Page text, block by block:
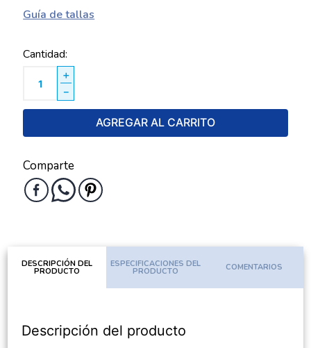
Guía de tallas
Cantidad
＋
－
AGREGAR AL CARRITO
Comparte
DESCRIPCIÓN DEL
PRODUCTO
ESPECIFICACIONES DEL
PRODUCTO COMENTARIOS
Descripción del producto